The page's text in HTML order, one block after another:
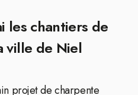
les chantiers de
ville de Niel
projet de charpente